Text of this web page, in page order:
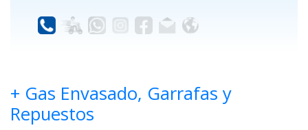
+ Gas Envasado, Garrafas y
Repuestos